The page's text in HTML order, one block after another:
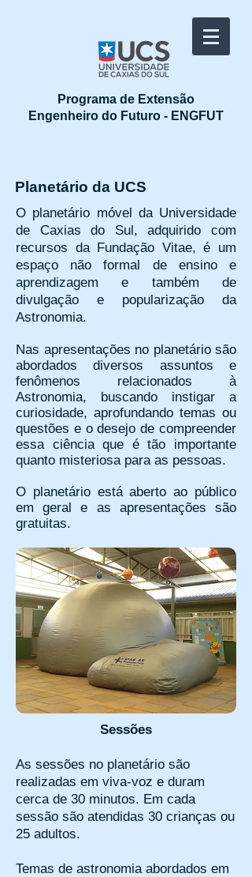
Programa de Extensão
Engenheiro do Futuro - ENGFUT
Planetário da UCS
O planetário móvel da Universidade
de Caxias do Sul, adquirido com
recursos da Fundação Vitae, é um
espaço não formal de ensino e
aprendizagem e também de
divulgação e popularização da
Astronomia.
Nas apresentações no planetário são
abordados diversos assuntos e
fenômenos relacionados à
Astronomia, buscando instigar a
curiosidade, aprofundando temas ou
questões e o desejo de compreender
essa ciência que é tão importante
quanto misteriosa para as pessoas.
O planetário está aberto ao público
em geral e as apresentações são
gratuitas.
Sessões
As sessões no planetário são
realizadas em viva-voz e duram
cerca de 30 minutos. Em cada
sessão são atendidas 30 crianças ou
25 adultos.
Temas de astronomia abordados em